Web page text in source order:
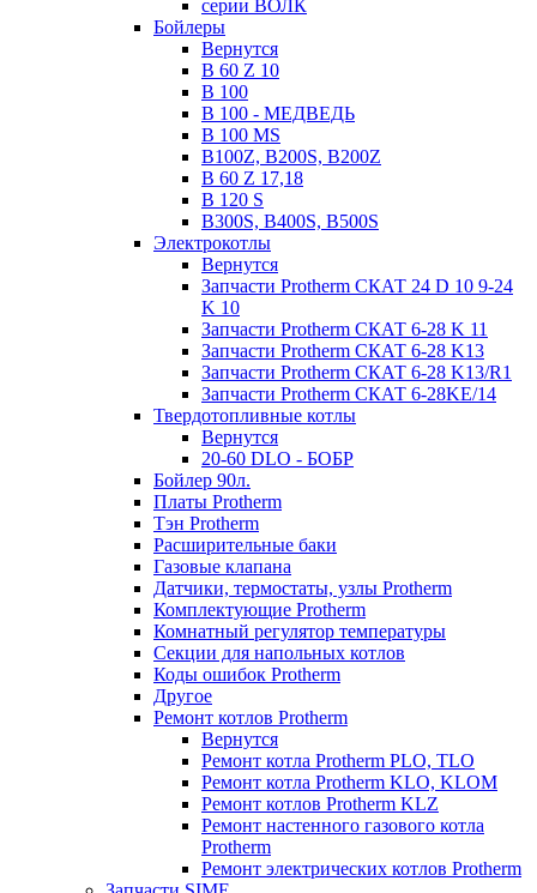
серии ВОЛК
Бойлеры
Вернутся
B 60 Z 10
B 100
B 100 - МЕДВЕДЬ
B 100 MS
B100Z, B200S, B200Z
B 60 Z 17,18
B 120 S
B300S, B400S, B500S
Электрокотлы
Вернутся
Запчасти Protherm СКАТ 24 D 10 9-24
K 10
Запчасти Protherm СКАТ 6-28 K 11
Запчасти Protherm СКАТ 6-28 K13
Запчасти Protherm СКАТ 6-28 K13/R1
Запчасти Protherm СКАТ 6-28KE/14
Твердотопливные котлы
Вернутся
20-60 DLO - БОБР
Бойлер 90л.
Платы Protherm
Тэн Protherm
Расширительные баки
Газовые клапана
Датчики, термостаты, узлы Protherm
Комплектующие Protherm
Комнатный регулятор температуры
Секции для напольных котлов
Коды ошибок Protherm
Другое
Ремонт котлов Protherm
Вернутся
Ремонт котла Protherm PLO, TLO
Ремонт котла Protherm KLO, KLOM
Ремонт котлов Protherm KLZ
Ремонт настенного газового котла
Protherm
Ремонт электрических котлов Protherm